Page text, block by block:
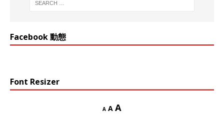
Facebook 動態
Font Resizer
A A A